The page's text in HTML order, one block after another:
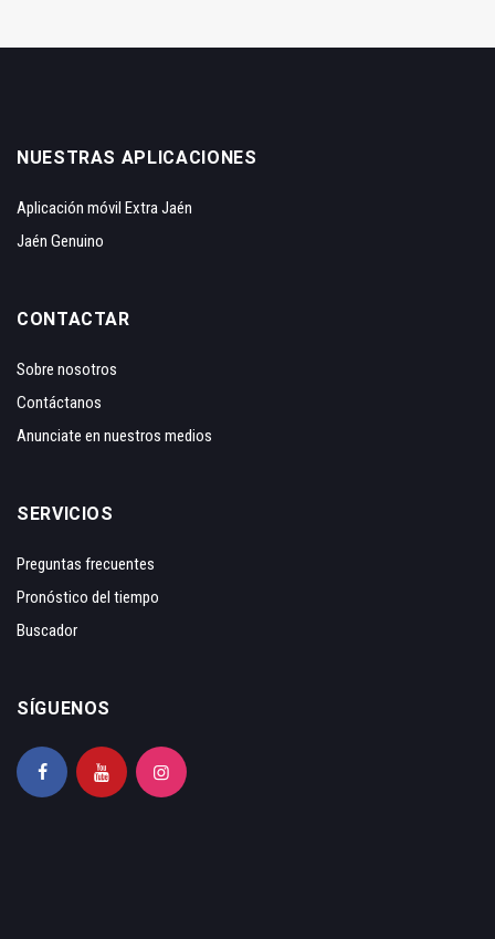
NUESTRAS APLICACIONES
Aplicación móvil Extra Jaén
Jaén Genuino
CONTACTAR
Sobre nosotros
Contáctanos
Anunciate en nuestros medios
SERVICIOS
Preguntas frecuentes
Pronóstico del tiempo
Buscador
SÍGUENOS